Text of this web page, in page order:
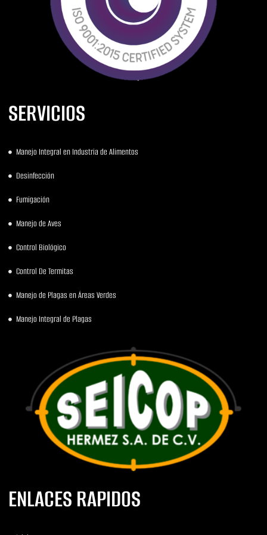
SERVICIOS
Manejo Integral en Industria de Alimentos
Desinfección
Fumigación
Manejo de Aves
Control Biológico
Control De Termitas
Manejo de Plagas en Áreas Verdes
Manejo Integral de Plagas
ENLACES RAPIDOS